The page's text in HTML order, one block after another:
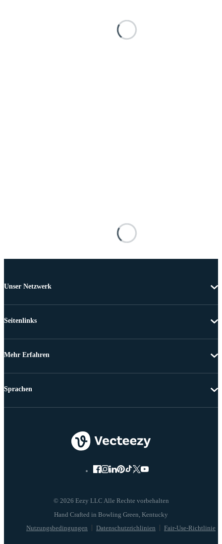
Unser Netzwerk
Seitenlinks
Mehr Erfahren
© 2026 Eezy LLC Alle Rechte vorbehalten
Nutzungsbedingungen Datenschutzrichlinien Fair-Use-Richtlinie
Sprachen